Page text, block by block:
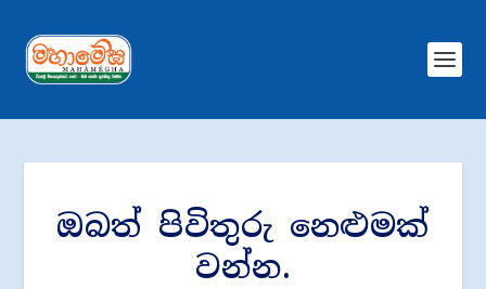
ඔබත් පිවිතුරු නෙළුමක්
වන්න.